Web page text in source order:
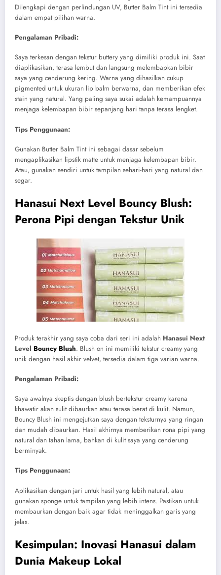
Dilengkapi dengan perlindungan UV, Butter Balm Tint ini tersedia
dalam empat pilihan warna.
Pengalaman Pribadi:
Saya terkesan dengan tekstur buttery yang dimiliki produk ini. Saat
diaplikasikan, terasa lembut dan langsung melembapkan bibir
saya yang cenderung kering. Warna yang dihasilkan cukup
pigmented untuk ukuran lip balm berwarna, dan memberikan efek
stain yang natural. Yang paling saya sukai adalah kemampuannya
menjaga kelembapan bibir sepanjang hari tanpa terasa lengket.
Tips Penggunaan:
Gunakan Butter Balm Tint ini sebagai dasar sebelum
mengaplikasikan lipstik matte untuk menjaga kelembapan bibir.
Atau, gunakan sendiri untuk tampilan sehari-hari yang natural dan
segar.
Hanasui Next Level Bouncy Blush:
Perona Pipi dengan Tekstur Unik
Produk terakhir yang saya coba dari seri ini adalah Hanasui Next
Level Bouncy Blush. Blush on ini memiliki tekstur creamy yang
unik dengan hasil akhir velvet, tersedia dalam tiga varian warna.
Pengalaman Pribadi:
Saya awalnya skeptis dengan blush bertekstur creamy karena
khawatir akan sulit dibaurkan atau terasa berat di kulit. Namun,
Bouncy Blush ini mengejutkan saya dengan teksturnya yang ringan
dan mudah dibaurkan. Hasil akhirnya memberikan rona pipi yang
natural dan tahan lama, bahkan di kulit saya yang cenderung
berminyak.
Tips Penggunaan:
Aplikasikan dengan jari untuk hasil yang lebih natural, atau
gunakan sponge untuk tampilan yang lebih intens. Pastikan untuk
membaurkan dengan baik agar tidak meninggalkan garis yang
jelas.
Kesimpulan: Inovasi Hanasui dalam
Dunia Makeup Lokal